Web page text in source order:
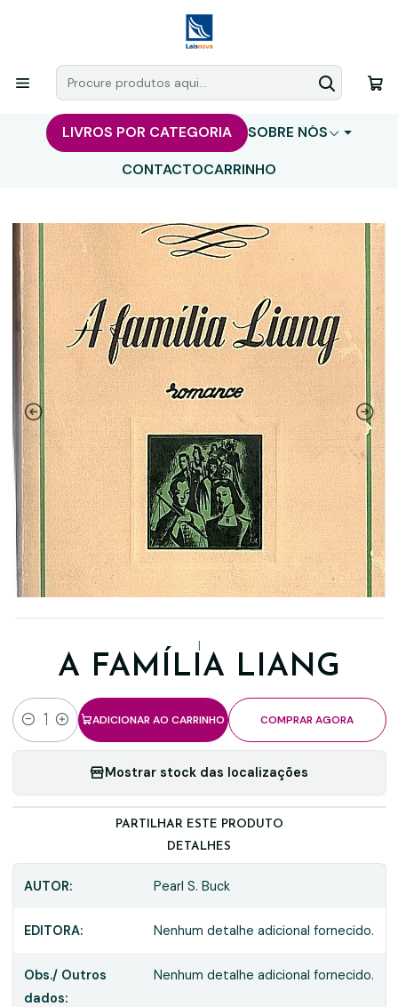
LIVROS POR CATEGORIA
SOBRE NÓS
CONTACTOCARRINHO
|
A FAMÍLIA LIANG
Quantidade
ADICIONAR AO CARRINHO COMPRAR AGORA
Mostrar stock das localizações
PARTILHAR ESTE PRODUTO
DETALHES
AUTOR: Pearl S. Buck
EDITORA: Nenhum detalhe adicional fornecido.
Obs./ Outros
dados:
Nenhum detalhe adicional fornecido.